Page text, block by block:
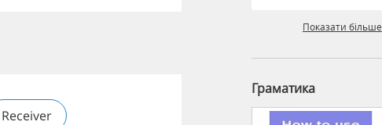
Receiver
Показати більше
Граматика